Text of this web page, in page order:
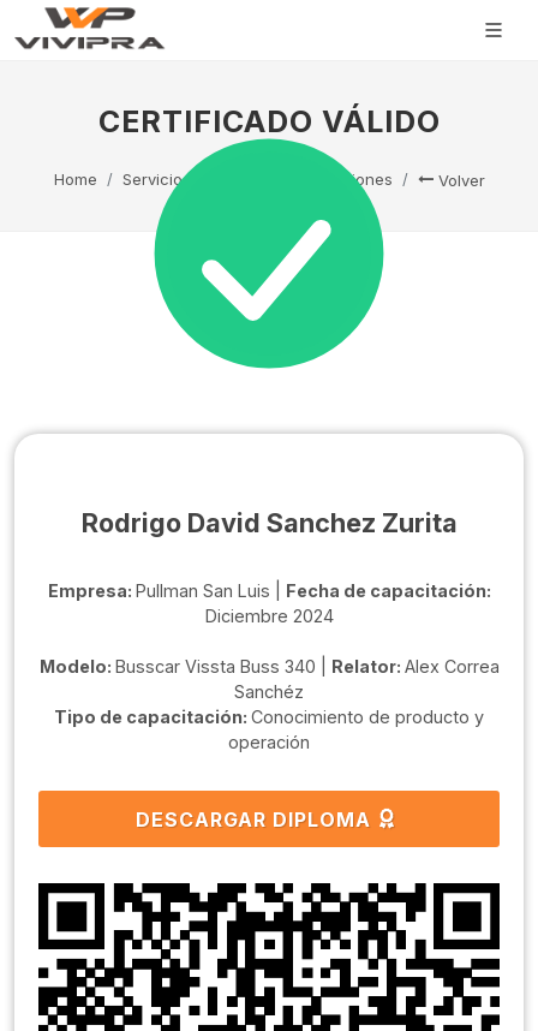
CERTIFICADO VÁLIDO
Home Servicio Técnico Capacitaciones Volver
Rodrigo David Sanchez Zurita
Empresa: Pullman San Luis | Fecha de capacitación:
Diciembre 2024
Modelo: Busscar Vissta Buss 340 | Relator: Alex Correa
Sanchéz
Tipo de capacitación: Conocimiento de producto y
operación
DESCARGAR DIPLOMA